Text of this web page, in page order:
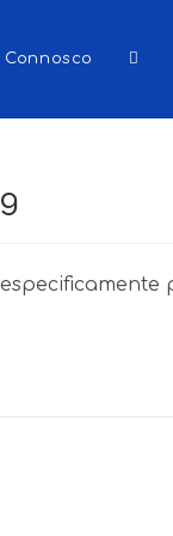
Connosco